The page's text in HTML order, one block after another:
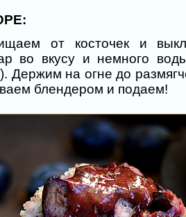
от косточек и
во вкусу и немного
Держим на огне до
блендером и подаем!